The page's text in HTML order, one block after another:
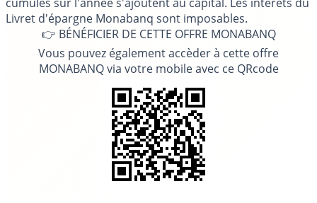
Livret d'épargne Monabanq sont imposables.
👉 BÉNÉFICIER DE CETTE OFFRE MONABANQ
Vous pouvez également accèder à cette offre
MONABANQ via votre mobile avec ce QRcode